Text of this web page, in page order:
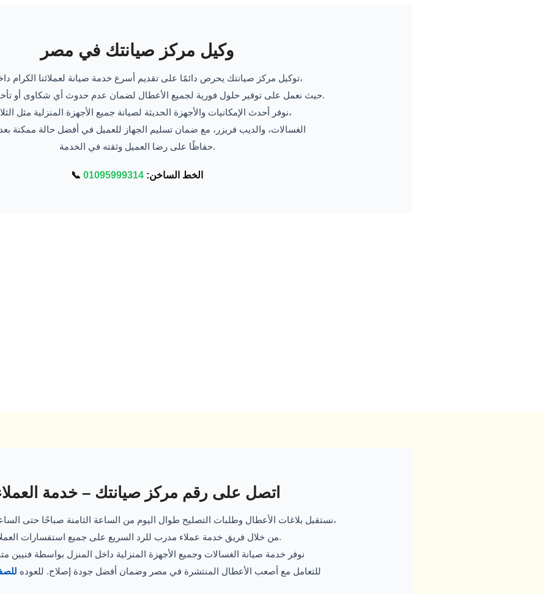
وكيل مركز صيانتك في مصر
توكيل مركز صيانتك يحرص دائمًا على تقديم أسرع خدمة صيانة لعملائنا الكرام داخل مصر،
حيث نعمل على توفير حلول فورية لجميع الأعطال لضمان عدم حدوث أي شكاوى أو تأخير في الخدمة.
نوفر أحدث الإمكانيات والأجهزة الحديثة لصيانة جميع الأجهزة المنزلية مثل الثلاجات،
الغسالات، والديب فريزر، مع ضمان تسليم الجهاز للعميل في أفضل حالة ممكنة
حفاظًا على رضا العميل وثقته في الخدمة.
📞 الخط الساخن: 01095999314
اتصل على رقم مركز صيانتك – خدمة
نستقبل بلاغات الأعطال وطلبات التصليح طوال اليوم من الساعة الثامنة صباحًا حتى الساعة العاشرة مساءً،
من خلال فريق خدمة عملاء مدرب للرد السريع على جميع استفسارات العملاء.
نوفر خدمة صيانة الغسالات وجميع الأجهزة المنزلية داخل المنزل بواسطة فنيين
للتعامل مع أصعب الأعطال المنتشرة في مصر وضمان أفضل جودة إصلاح. للعوده